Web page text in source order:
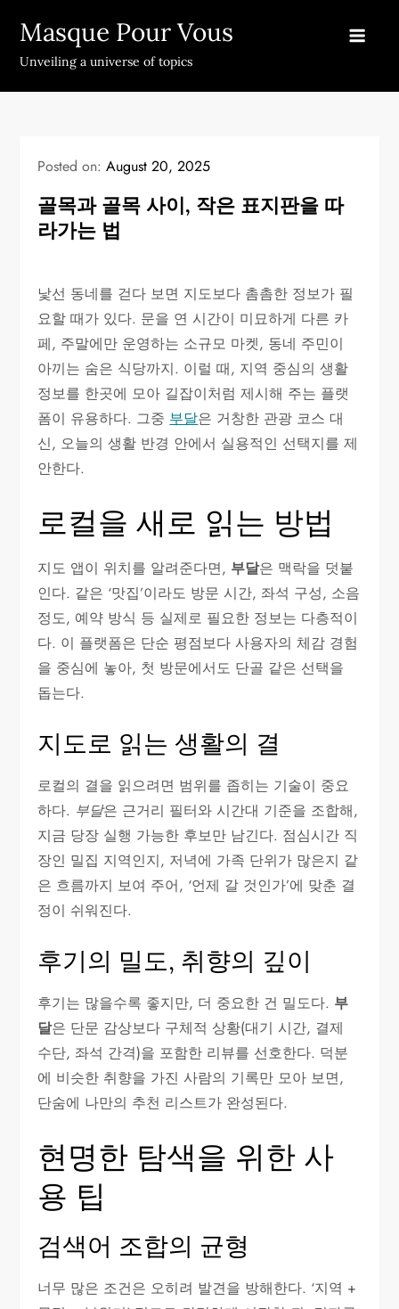
content
Masque Pour Vous
Unveiling a universe of topics
Posted on:August 20, 2025
골목과 골목 사이, 작은 표지판을 따
라가는 법
낯선 동네를 걷다 보면 지도보다 촘촘한 정보가 필
요할 때가 있다. 문을 연 시간이 미묘하게 다른 카
페, 주말에만 운영하는 소규모 마켓, 동네 주민이
아끼는 숨은 식당까지. 이럴 때, 지역 중심의 생활
정보를 한곳에 모아 길잡이처럼 제시해 주는 플랫
폼이 유용하다. 그중 부달은 거창한 관광 코스 대
신, 오늘의 생활 반경 안에서 실용적인 선택지를 제
안한다.
로컬을 새로 읽는 방법
지도 앱이 위치를 알려준다면, 부달은 맥락을 덧붙
인다. 같은 ‘맛집’이라도 방문 시간, 좌석 구성, 소음
정도, 예약 방식 등 실제로 필요한 정보는 다층적이
다. 이 플랫폼은 단순 평점보다 사용자의 체감 경험
을 중심에 놓아, 첫 방문에서도 단골 같은 선택을
돕는다.
지도로 읽는 생활의 결
로컬의 결을 읽으려면 범위를 좁히는 기술이 중요
하다. 부달은 근거리 필터와 시간대 기준을 조합해,
지금 당장 실행 가능한 후보만 남긴다. 점심시간 직
장인 밀집 지역인지, 저녁에 가족 단위가 많은지 같
은 흐름까지 보여 주어, ‘언제 갈 것인가’에 맞춘 결
정이 쉬워진다.
후기의 밀도, 취향의 깊이
후기는 많을수록 좋지만, 더 중요한 건 밀도다. 부
달은 단문 감상보다 구체적 상황(대기 시간, 결제
수단, 좌석 간격)을 포함한 리뷰를 선호한다. 덕분
에 비슷한 취향을 가진 사람의 기록만 모아 보면,
단숨에 나만의 추천 리스트가 완성된다.
현명한 탐색을 위한 사
용 팁
검색어 조합의 균형
너무 많은 조건은 오히려 발견을 방해한다. ‘지역 +